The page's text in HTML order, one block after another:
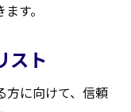
す。
スト
方に向けて、信頼